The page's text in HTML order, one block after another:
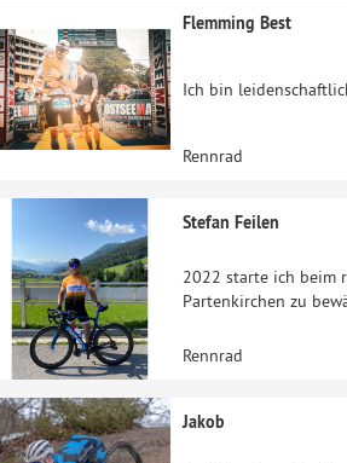
Flemming Best
Ich bin
Rennrad
Stefan Feilen
2022 starte ich beim
Partenkirchen zu
Rennrad
Jakob